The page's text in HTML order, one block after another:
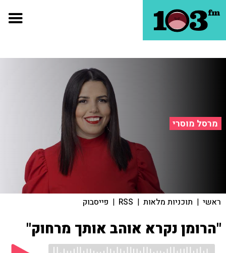
מרסל מוסרי
ראשי | תוכניות מלאות |
RSS
| פייסבוק
"הרומן נקרא אוהב אותך מרחוק"